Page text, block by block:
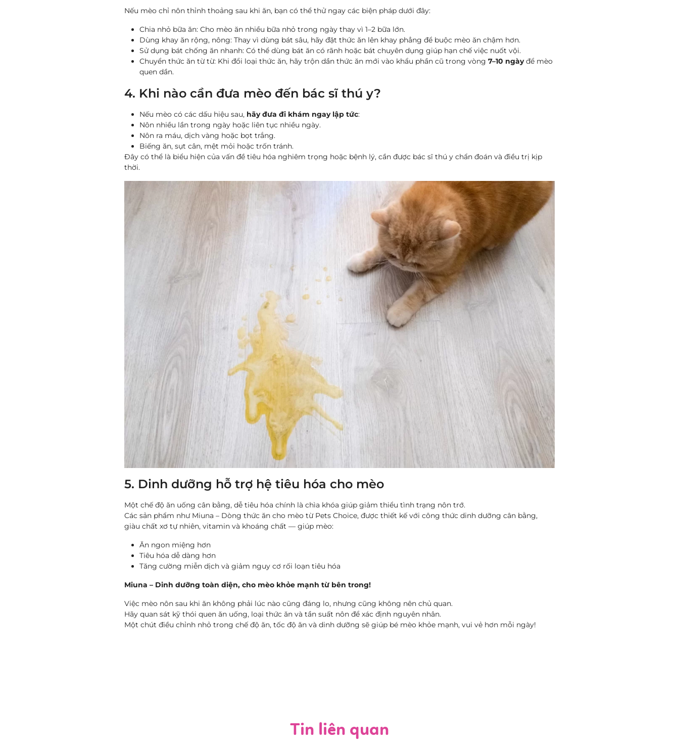
Nếu mèo chỉ nôn thỉnh thoảng sau khi ăn, bạn có thể thử ngay các biện pháp dưới đây:
Chia nhỏ bữa ăn: Cho mèo ăn nhiều bữa nhỏ trong ngày thay vì 1–2 bữa lớn.
Dùng khay ăn rộng, nông: Thay vì dùng bát sâu, hãy đặt thức ăn lên khay phẳng để buộc mèo ăn chậm hơn.
Sử dụng bát chống ăn nhanh: Có thể dùng bát ăn có rãnh hoặc bát chuyên dụng giúp hạn chế việc nuốt vội.
Chuyển thức ăn từ từ: Khi đổi loại thức ăn, hãy trộn dần thức ăn mới vào khẩu phần cũ trong vòng7–10 ngàyđể mèo
quen dần.
4. Khi nào cần đưa mèo đến bác sĩ thú y?
Nếu mèo có các dấu hiệu sau, hãy đưa đi khám ngay lập tức:
Nôn nhiều lần trong ngày hoặc liên tục nhiều ngày.
Nôn ra máu, dịch vàng hoặc bọt trắng.
Biếng ăn, sụt cân, mệt mỏi hoặc trốn tránh.
Đây có thể là biểu hiện của vấn đề tiêu hóa nghiêm trọng hoặc bệnh lý, cần được bác sĩ thú y chẩn đoán và điều trị kịp
thời.
5. Dinh dưỡng hỗ trợ hệ tiêu hóa cho mèo
Một chế độ ăn uống cân bằng, dễ tiêu hóa chính là chìa khóa giúp giảm thiểu tình trạng nôn trớ.
Các sản phẩm như Miuna – Dòng thức ăn cho mèo từ Pets Choice, được thiết kế với công thức dinh dưỡng cân bằng,
giàu chất xơ tự nhiên, vitamin và khoáng chất — giúp mèo:
Ăn ngon miệng hơn
Tiêu hóa dễ dàng hơn
Tăng cường miễn dịch và giảm nguy cơ rối loạn tiêu hóa
Miuna – Dinh dưỡng toàn diện, cho mèo khỏe mạnh từ bên trong!
Việc mèo nôn sau khi ăn không phải lúc nào cũng đáng lo, nhưng cũng không nên chủ quan.
Hãy quan sát kỹ thói quen ăn uống, loại thức ăn và tần suất nôn để xác định nguyên nhân.
Một chút điều chỉnh nhỏ trong chế độ ăn, tốc độ ăn và dinh dưỡng sẽ giúp bé mèo khỏe mạnh, vui vẻ hơn mỗi ngày!
Tin liên quan